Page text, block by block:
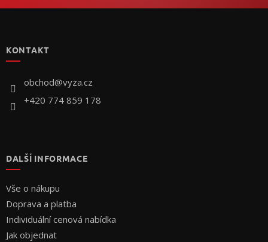
KONTAKT
obchod@vyza.cz
+420 774 859 178
DALŠÍ INFORMACE
Vše o nákupu
Doprava a platba
Individuální cenová nabídka
Jak objednat